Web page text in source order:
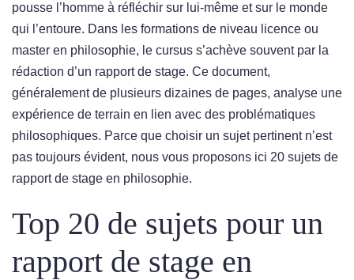
pousse l’homme à réfléchir sur lui-même et sur le monde
qui l’entoure. Dans les formations de niveau licence ou
master en philosophie, le cursus s’achève souvent par la
rédaction d’un rapport de stage. Ce document,
généralement de plusieurs dizaines de pages, analyse une
expérience de terrain en lien avec des problématiques
philosophiques. Parce que choisir un sujet pertinent n’est
pas toujours évident, nous vous proposons ici 20 sujets de
rapport de stage en philosophie.
Top 20 de sujets pour un
rapport de stage en